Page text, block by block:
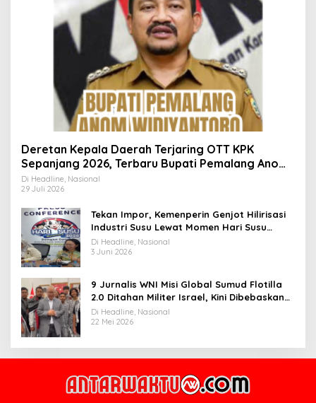
Deretan Kepala Daerah Terjaring OTT KPK
Sepanjang 2026, Terbaru Bupati Pemalang Anom
Widiyantoro
Di Headline, Nasional
29 Juli 2026
Tekan Impor, Kemenperin Genjot Hilirisasi
Industri Susu Lewat Momen Hari Susu
Nusantara 2026
Di Headline, Nasional
3 Juni 2026
9 Jurnalis WNI Misi Global Sumud Flotilla
2.0 Ditahan Militer Israel, Kini Dibebaskan
dan Dievakuasi ke Istanbul
Di Headline, Nasional
22 Mei 2026